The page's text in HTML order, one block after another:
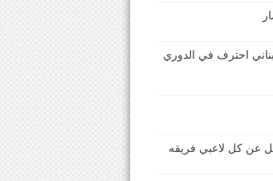
احترف في الدوري
عن كل لاعبي فريقه